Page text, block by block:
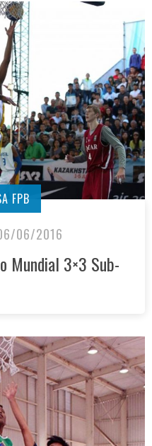
FPB
06/2016
Mundial 3×3 Sub-